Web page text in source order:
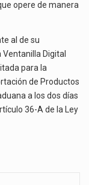
opere de manera
al de su
Ventanilla Digital
para la
de Productos
a los dos días
36-A de la Ley